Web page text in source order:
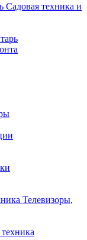
Садовая техника и
Телевизоры,